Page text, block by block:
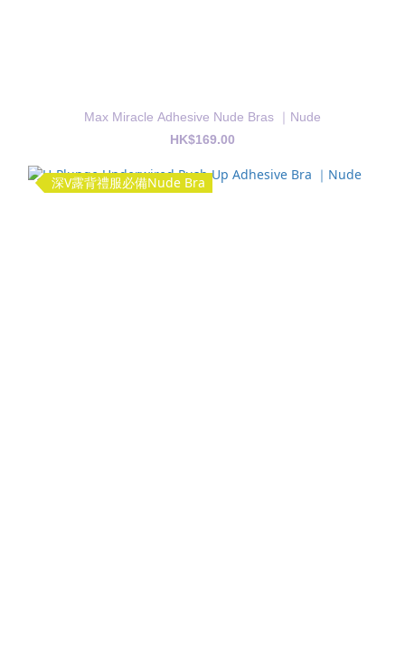
Max Miracle Adhesive Nude Bras ｜Nude
HK$169.00
深V露背禮服必備Nude Bra